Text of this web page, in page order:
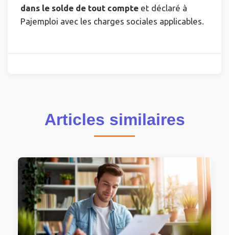
dans le solde de tout compte et déclaré à
Pajemploi avec les charges sociales applicables.
Articles similaires